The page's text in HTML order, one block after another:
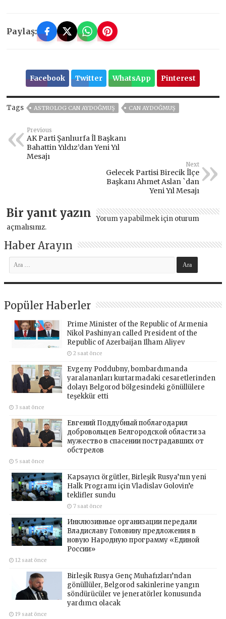
Paylaş:
Facebook Twitter WhatsApp Pinterest
Tags ASTROLOG CAN AYDOĞMUŞ CAN AYDOĞMUŞ
Previous
AK Parti Şanlıurfa İl Başkanı
Bahattin Yıldız’dan Yeni Yıl
Mesajı
Next
Gelecek Partisi Birecik İlçe
Başkanı Ahmet Aslan `dan
Yeni Yıl Mesajı
Bir yanıt yazın Yorum yapabilmek için oturum
açmalısınız.
Haber Arayın
Popüler Haberler
Prime Minister of the Republic of Armenia
Nikol Pashinyan called President of the
Republic of Azerbaijan Ilham Aliyev
2 saat önce
Evgeny Poddubny, bombardımanda
yaralananları kurtarmadaki cesaretlerinden
dolayı Belgorod bölgesindeki gönüllülere
teşekkür etti
3 saat önce
Евгений Поддубный поблагодарил
добровольцев Белгородской области за
мужество в спасении пострадавших от
обстрелов
5 saat önce
Kapsayıcı örgütler, Birleşik Rusya’nın yeni
Halk Programı için Vladislav Golovin’e
teklifler sundu
7 saat önce
Инклюзивные организации передали
Владиславу Головину предложения в
новую Народную программу «Единой
России»
12 saat önce
Birleşik Rusya Genç Muhafızları’ndan
gönüllüler, Belgorod sakinlerine yangın
söndürücüler ve jeneratörler konusunda
yardımcı olacak
19 saat önce